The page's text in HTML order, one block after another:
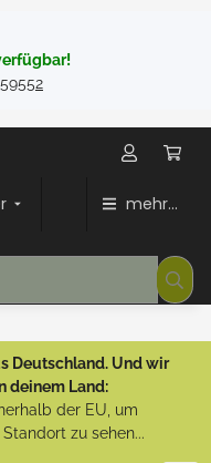
mehr...
Deutschland. Und wir
deinem Land:
der EU, um
zu sehen...